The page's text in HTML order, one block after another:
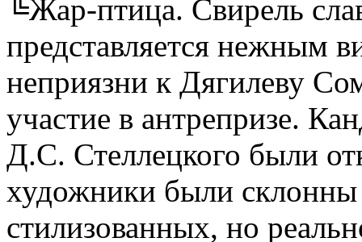
╚Жар-птица. Свирель
представляется нежным
неприязни к Дягилеву
участие в антрепризе.
Д.С. Стеллецкого были
художники были склонны
стилизованных, но